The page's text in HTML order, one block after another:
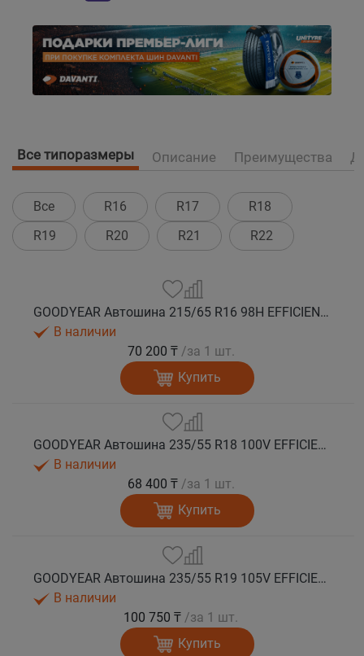
Все типоразмеры Описание Преимущества
Все R16 R17
R18
R19
R20 R21 R22
GOODYEAR Автошина 215/65 R16 98H EFFICIENTGRIP 2 SUV лето
В наличии
70 200 ₸ /за 1 шт.
Купить
GOODYEAR Автошина 235/55 R18 100V EFFICIENTGRIP 2 SUV лето
В наличии
68 400 ₸ /за 1 шт.
Купить
GOODYEAR Автошина 235/55 R19 105V EFFICIENTGRIP 2 SUV XL лето
В наличии
100 750 ₸ /за 1 шт.
Купить